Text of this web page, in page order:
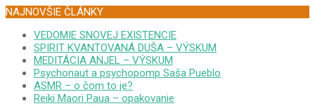
NAJNOVŠIE ČLÁNKY
VEDOMIE SNOVEJ EXISTENCIE
SPIRIT KVANTOVANÁ DUŠA – VÝSKUM
MEDITÁCIA ANJEL – VÝSKUM
Psychonaut a psychopomp Saša Pueblo
ASMR – o čom to je?
Reiki Maori Paua – opakovanie